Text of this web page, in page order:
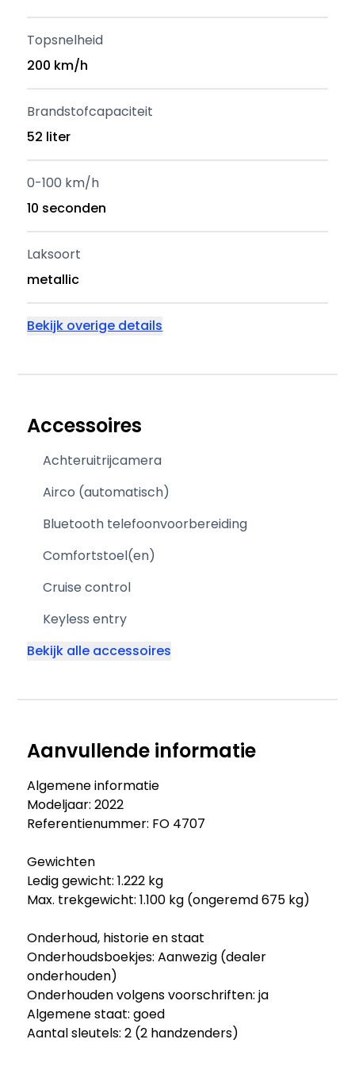
Topsnelheid
200 km/h
Brandstofcapaciteit
52 liter
0-100 km/h
10 seconden
Laksoort
metallic
Bekijk overige details
Accessoires
Achteruitrijcamera
Airco (automatisch)
Bluetooth telefoonvoorbereiding
Comfortstoel(en)
Cruise control
Keyless entry
Bekijk alle accessoires
Aanvullende informatie
Algemene informatie
Modeljaar: 2022
Referentienummer: FO 4707
Gewichten
Ledig gewicht: 1.222 kg
Max. trekgewicht: 1.100 kg (ongeremd 675 kg)
Onderhoud, historie en staat
Onderhoudsboekjes: Aanwezig (dealer
onderhouden)
Onderhouden volgens voorschriften: ja
Algemene staat: goed
Aantal sleutels: 2 (2 handzenders)